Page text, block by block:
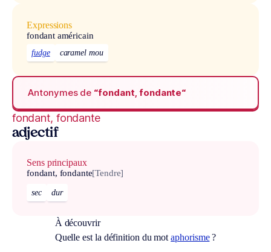
Expressions
fondant américain
fudge caramel mou
Antonymes de “fondant, fondante“
fondant, fondante
adjectif
Sens principaux
fondant, fondante[Tendre]
sec dur
À découvrir
Quelle est la définition du motaphorisme?